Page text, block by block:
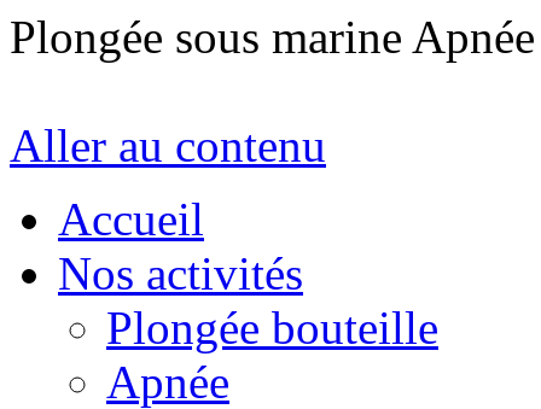
Plongée sous marine
Aller au contenu
Accueil
Nos activités
Plongée bouteille
Apnée